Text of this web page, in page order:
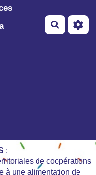
:
de coopérations
à une alimentation de